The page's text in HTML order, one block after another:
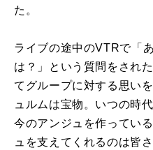
た。
ライブの途中のVTRで「
は？」という質問をされ
てグループに対する思い
ュルムは宝物。いつの時
今のアンジュを作ってい
ュを支えてくれるのは皆